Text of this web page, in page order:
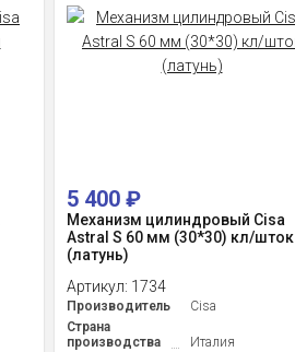
5 400 ₽
Механизм цилиндровый Cisa
Astral S 60 мм (30*30) кл/шток
(латунь)
Артикул: 1734
Производитель
Cisa
Страна
производства
Италия